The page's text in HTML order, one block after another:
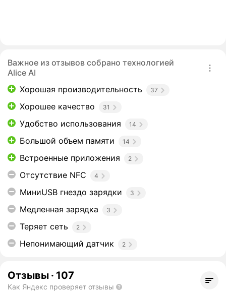
Важное из отзывов собрано технологией
Alice AI
Хорошая производительность
37
Хорошее качество 31
Удобство использования 14
Большой объем памяти 14
Встроенные приложения 2
Отсутствие NFC 4
МиниUSB гнездо зарядки 3
Медленная зарядка 3
Теряет сеть 2
Непонимающий датчик 2
Отзывы · 107
Как Яндекс проверяет отзывы